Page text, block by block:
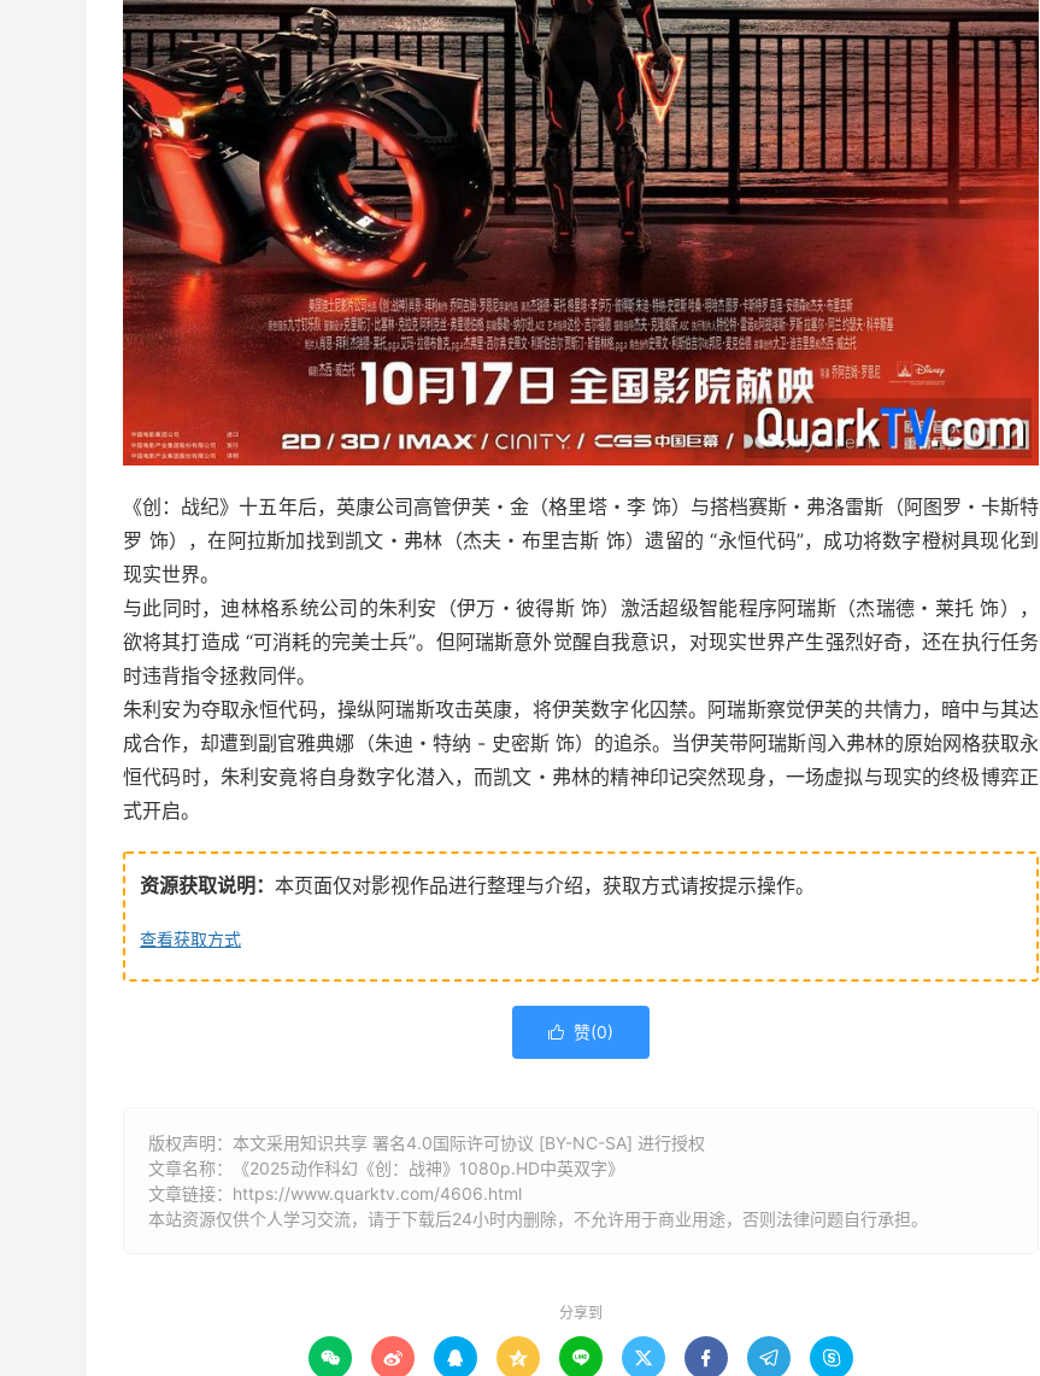
《创：战纪》十五年后，英康公司高管伊芙・金（格里塔・李 饰）与搭档赛斯・弗洛雷斯（阿图罗・卡斯特
罗 饰），在阿拉斯加找到凯文・弗林（杰夫・布里吉斯 饰）遗留的 “永恒代码”，成功将数字橙树具现化到
现实世界。
与此同时，迪林格系统公司的朱利安（伊万・彼得斯 饰）激活超级智能程序阿瑞斯（杰瑞德・莱托 饰），
欲将其打造成 “可消耗的完美士兵”。但阿瑞斯意外觉醒自我意识，对现实世界产生强烈好奇，还在执行任务
时违背指令拯救同伴。
朱利安为夺取永恒代码，操纵阿瑞斯攻击英康，将伊芙数字化囚禁。阿瑞斯察觉伊芙的共情力，暗中与其达
成合作，却遭到副官雅典娜（朱迪・特纳 - 史密斯 饰）的追杀。当伊芙带阿瑞斯闯入弗林的原始网格获取永
恒代码时，朱利安竟将自身数字化潜入，而凯文・弗林的精神印记突然现身，一场虚拟与现实的终极博弈正
式开启。
资源获取说明： 本页面仅对影视作品进行整理与介绍，获取方式请按提示操作。
查看获取方式
 赞(0)
版权声明：本文采用知识共享 署名4.0国际许可协议 [BY-NC-SA] 进行授权
文章名称：《2025动作科幻《创：战神》1080p.HD中英双字》
文章链接： https://www.quarktv.com/4606.html
本站资源仅供个人学习交流，请于下载后24小时内删除，不允许用于商业用途，否则法律问题自行承担。
分享到
        